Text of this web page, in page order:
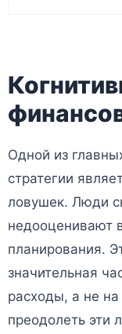
Одной из
стратегии
ловушек. Люди
недооценивают
планирования.
значительная
расходы, а не
преодолеть эти